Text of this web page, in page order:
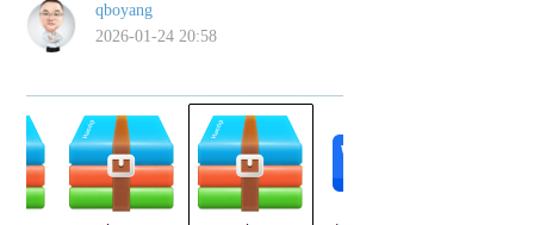
qboyang
2026-01-24 20:58